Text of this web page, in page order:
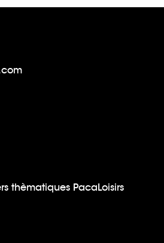
thèmatiques PacaLoisirs